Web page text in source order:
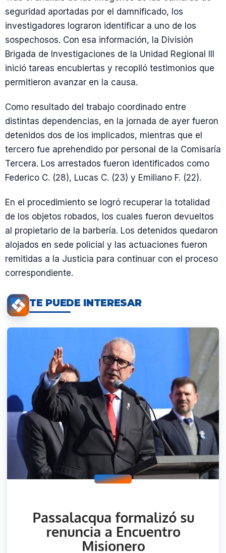
seguridad aportadas por el damnificado, los
investigadores lograron identificar a uno de los
sospechosos. Con esa información, la División
Brigada de Investigaciones de la Unidad Regional III
inició tareas encubiertas y recopiló testimonios que
permitieron avanzar en la causa.
Como resultado del trabajo coordinado entre
distintas dependencias, en la jornada de ayer fueron
detenidos dos de los implicados, mientras que el
tercero fue aprehendido por personal de la Comisaría
Tercera. Los arrestados fueron identificados como
Federico C. (28), Lucas C. (23) y Emiliano F. (22).
En el procedimiento se logró recuperar la totalidad
de los objetos robados, los cuales fueron devueltos
al propietario de la barbería. Los detenidos quedaron
alojados en sede policial y las actuaciones fueron
remitidas a la Justicia para continuar con el proceso
correspondiente.
TE PUEDE INTERESAR